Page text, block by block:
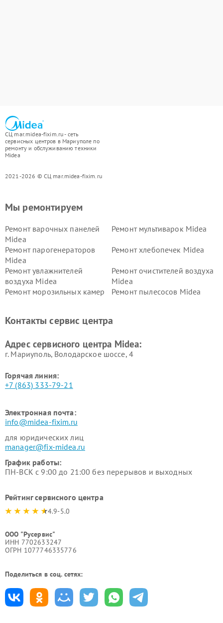
СЦ mar.midea-fixim.ru - сеть
сервисных центров в Мариуполе по
ремонту и обслуживанию техники
Midea
2021-2026 © СЦ mar.midea-fixim.ru
Мы ремонтируем
Ремонт варочных панелей
Midea
Ремонт мультиварок Midea
Ремонт парогенераторов
Midea
Ремонт хлебопечек Midea
Ремонт увлажнителей
воздуха Midea
Ремонт очистителей воздуха
Midea
Ремонт морозильных камер
Ремонт пылесосов Midea
пылесосов Midea
Midea
Контакты сервис центра
Адрес сервисного центра Midea:
г. Мариуполь, Володарское шоссе, 4
Горячая линия:
+7 (863) 333-79-21
Электронная почта:
info@midea-fixim.ru
для юридических лиц
manager@fix-midea.ru
График работы:
ПН-ВСК с 9:00 до 21:00 без перерывов и выходных
Рейтинг сервисного центра
4.9-5.0
ООО "Русервис"
ИНН 7702633247
ОГРН 1077746335776
Поделиться в соц. сетях: